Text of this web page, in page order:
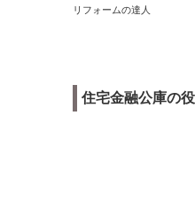
リフォームの達人
住宅金融公庫の